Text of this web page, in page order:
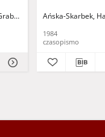
Koniusz, Janusz (1934-
Hermanowicz, Leszek
Lucyna
Ańska-Skarbek,
1984
czasopismo